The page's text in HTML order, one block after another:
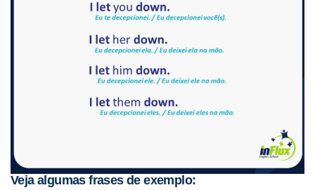
Veja algumas frases de exemplo: